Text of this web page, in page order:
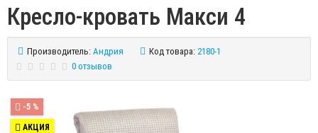
Кресло-кровать Макси 4
Производитель: Андрия Код товара: 2180-1
0 отзывов
-5 %
АКЦИЯ